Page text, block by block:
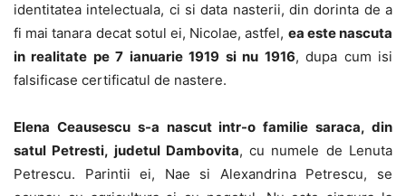
identitatea intelectuala, ci si data nasterii, din dorinta de a
fi mai tanara decat sotul ei, Nicolae, astfel, ea este nascuta
in realitate pe 7 ianuarie 1919 si nu 1916, dupa cum isi
falsificase certificatul de nastere.
Elena Ceausescu s-a nascut intr-o familie saraca, din
satul Petresti, judetul Dambovita, cu numele de Lenuta
Petrescu. Parintii ei, Nae si Alexandrina Petrescu, se